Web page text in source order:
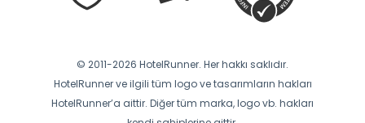
© 2011-2026 HotelRunner. Her hakkı saklıdır.
HotelRunner ve ilgili tüm logo ve tasarımların hakları
HotelRunner’a aittir. Diğer tüm marka, logo vb. hakları